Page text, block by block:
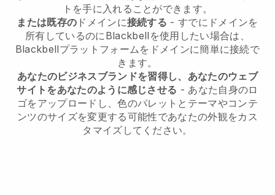
トを手に入れることができます。
または既存の ドメインに接続する - すでにドメインを
所有しているのにBlackbell を使用したい場合は、
Blackbellプラットフォームをドメインに簡単に接続で
きます。
あなたのビジネスブランドを習得し、あなたのウェブ
サイトをあなたのように感じさせる - あなた自身のロ
ゴをアップロードし、色のパレットとテーマやコンテ
ンツのサイズを変更する可能性であなたの外観をカス
タマイズしてください。